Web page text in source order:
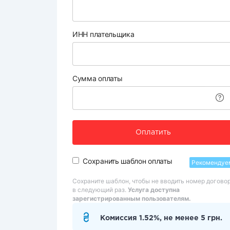
ИНН плательщика
Сумма оплаты
Оплатить
Сохранить шаблон оплаты
Сохраните шаблон, чтобы не вводить номер
в следующий раз. Услуга доступна
зарегистрированным пользователям.
Комиссия 1.52%, не менее 5 грн.